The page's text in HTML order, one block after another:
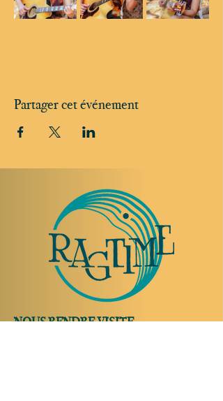
Partager cet événement
NOUS RENDRE VISITE